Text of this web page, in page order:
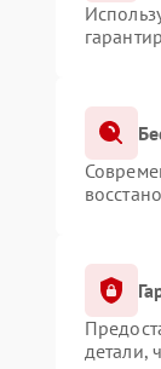
детали,